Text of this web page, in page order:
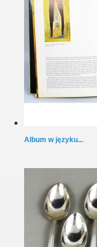
Album w języku...